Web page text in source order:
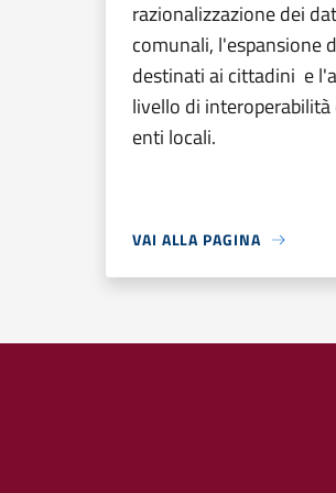
razionalizzazione dei
comunali, l'espansione
destinati ai cittadini e
livello di
enti locali.
VAI ALLA PAGINA